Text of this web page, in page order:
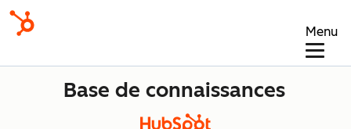
Menu
Base de connaissances